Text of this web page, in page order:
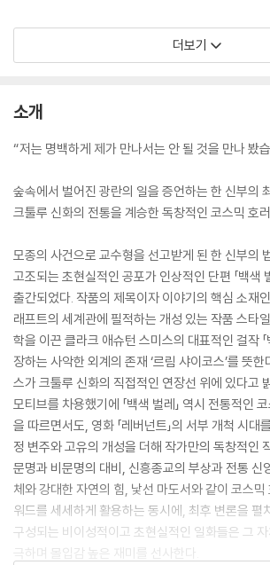
더보기
소개
“저는 명백하게 제가 만나서는 안 될 것을 만나 봤
숲속에서 벌어진 광란의 일을 증언하는 한 신부의
크툴루 신화의 전통을 계승한 독창적인 코스믹 호
모종의 사건으로 교수형을 선고받게 된 한 신부의
고조되는 초현실적인 공포가 인상적인 단편 「백색
출간되었다. 작품의 제목이자 이야기의 핵심 소재
래프트의 세계관에 필적하는 개성 있는 작품 스타
학을 이끈 클라크 애슈턴 스미스의 대표적인 걸작 「
장하는 사악한 외계의 존재 ‘르림 샤이코스’를 뜻
스가 크툴루 신화의 직접적인 연장선 위에 있다고
모티브를 차용했기에 「백색 벌레」 역시 전통적인
을 따르면서도, 영화 「레버넌트」의 서부 개척 시대
정 변주와 고유의 개성을 더해 작가만의 독창적인
문명과 비문명의 대비, 신흥종교의 부상과 전통 신
체와 강대한 자연의 힘, 낯선 마도서와 같이 코스믹
워드를 세세하게 활용하는 동시에, 최후 변론을 펼
구성되는 비이성적이고 초현실적인 일화들은 그
극하며 몰입감 높은 재미를 선사한다.